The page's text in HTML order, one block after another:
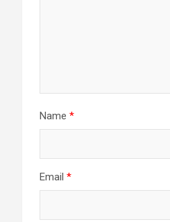
Name *
Email *